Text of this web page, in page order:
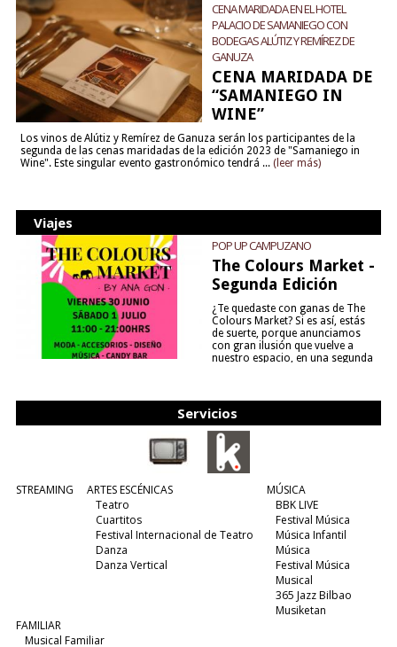
CENA MARIDADA EN EL HOTEL
PALACIO DE SAMANIEGO CON
BODEGAS ALÚTIZ Y REMÍREZ DE
GANUZA
CENA MARIDADA DE
“SAMANIEGO IN
WINE”
Los vinos de Alútiz y Remírez de Ganuza serán los participantes de la
segunda de las cenas maridadas de la edición 2023 de "Samaniego in
Wine". Este singular evento gastronómico tendrá ... (leer más)
Viajes
POP UP CAMPUZANO
The Colours Market -
Segunda Edición
¿Te quedaste con ganas de The
Colours Market? Si es así, estás
de suerte, porque anunciamos
con gran ilusión que vuelve a
nuestro espacio, en una segunda
Servicios
STREAMING
ARTES ESCÉNICAS
Teatro
Cuartitos
Festival Internacional de Teatro
Danza
Danza Vertical
MÚSICA
BBK LIVE
Festival Música
Música Infantil
Música
Festival Música
Musical
365 Jazz Bilbao
Musiketan
FAMILIAR
Musical Familiar